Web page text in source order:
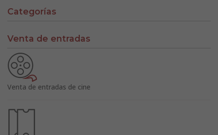
Categorías
Venta de entradas
Venta de entradas de cine